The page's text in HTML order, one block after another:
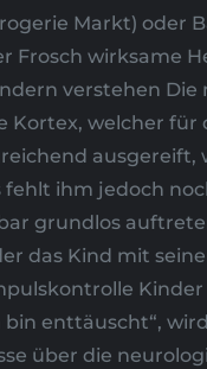
Markt) oder
Frosch wirksame
verstehen Die
Kortex, welcher für
ausgereift,
fehlt ihm jedoch
grundlos
das Kind mit
bin enttäuscht“,
über die